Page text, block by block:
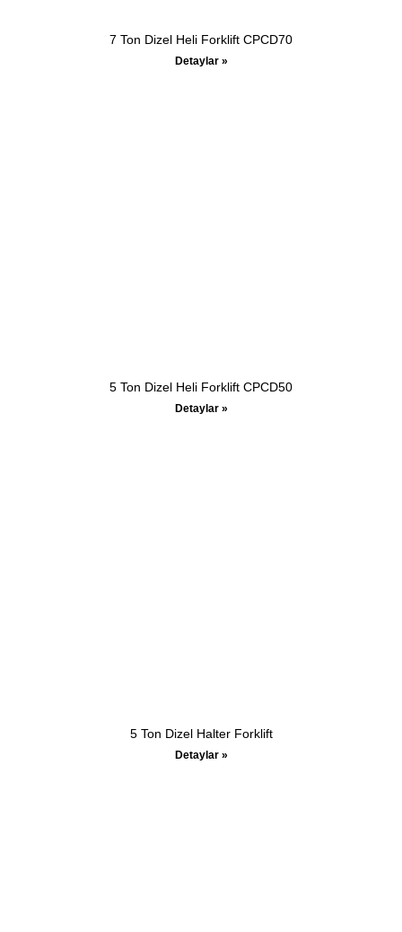
7 Ton Dizel Heli Forklift CPCD70
Detaylar »
5 Ton Dizel Heli Forklift CPCD50
Detaylar »
5 Ton Dizel Halter Forklift
Detaylar »